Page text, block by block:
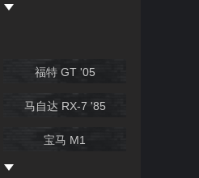
Tomica（多美卡）
Skyline Turbo超级剪影
Pennzoil Nismo Skyline
GT-R
福特 GT '05
马自达 RX-7 '85
宝马 M1